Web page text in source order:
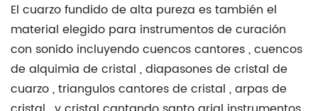
El cuarzo fundido de alta pureza es también el
material elegido para instrumentos de curación
con sonido incluyendocuencos cantores,cuencos
de alquimia de cristal ,diapasones de cristal de
cuarzo,triangulos cantores de cristal ,arpas de